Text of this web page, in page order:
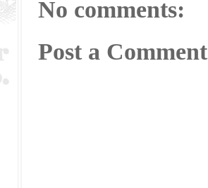
No comments:
Post a Comment